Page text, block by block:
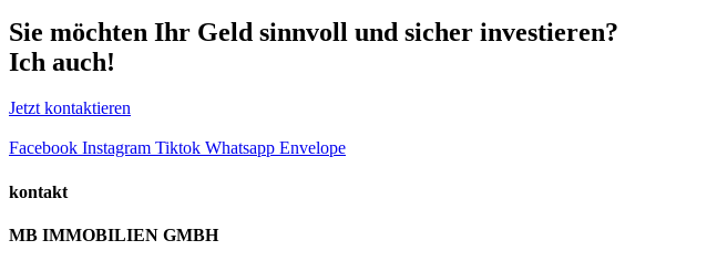
Sie möchten Ihr Geld sinnvoll und sicher investieren?
Ich auch!
Jetzt kontaktieren
Facebook Instagram Tiktok Whatsapp Envelope
kontakt
MB IMMOBILIEN GMBH